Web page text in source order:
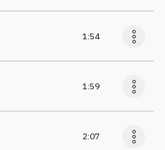
1:54
1:59
2:07